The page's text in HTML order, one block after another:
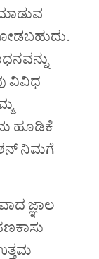
ವಿವಿಧ
ಹೂಡಿಕೆ
ನಿಮಗೆ
ಜ್ಞಾಲ